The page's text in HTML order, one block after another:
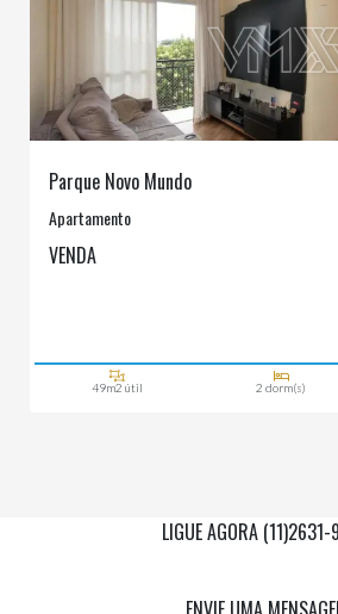
Parque Novo Mundo
Apartamento
VENDA
49m2 útil 2 dorm(s)
LIGUE AGORA